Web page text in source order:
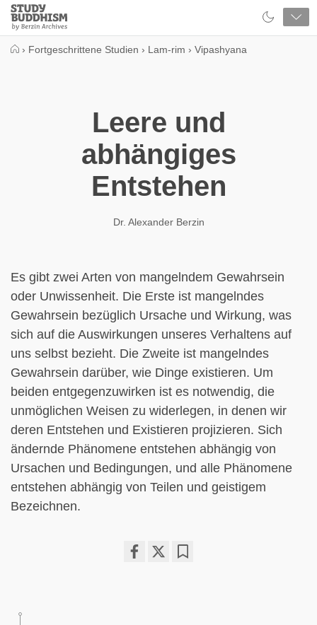
Close
Study
Buddhism
› Fortgeschrittene Studien › Lam-rim › Vipashyana
Leere und
abhängiges
Entstehen
Dr. Alexander Berzin
Es gibt zwei Arten von mangelndem Gewahrsein
oder Unwissenheit. Die Erste ist mangelndes
Gewahrsein bezüglich Ursache und Wirkung, was
sich auf die Auswirkungen unseres Verhaltens auf
uns selbst bezieht. Die Zweite ist mangelndes
Gewahrsein darüber, wie Dinge existieren. Um
beiden entgegenzuwirken ist es notwendig, die
unmöglichen Weisen zu widerlegen, in denen wir
deren Entstehen und Existieren projizieren. Sich
ändernde Phänomene entstehen abhängig von
Ursachen und Bedingungen, und alle Phänomene
entstehen abhängig von Teilen und geistigem
Bezeichnen.